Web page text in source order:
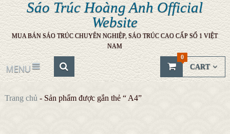
Sáo Trúc Hoàng Anh Official
Website
MUA BÁN SÁO TRÚC CHUYÊN NGHIỆP, SÁO TRÚC CAO CẤP SỐ 1 VIỆT
NAM
MENU CART
0
Trang chủ - Sản phẩm được gắn thẻ “ A4”